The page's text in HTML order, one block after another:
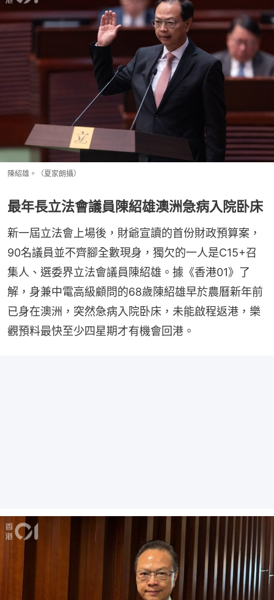
陳紹雄。（夏家朗攝）
最年長立法會議員陳紹雄澳洲急病入院卧床
新一屆立法會上場後，財爺宣讀的首份財政預算案，
90名議員並不齊腳全數現身，獨欠的一人是C15+召
集人、選委界立法會議員陳紹雄。據《香港01》了
解，身兼中電高級顧問的68歲陳紹雄早於農曆新年前
已身在澳洲，突然急病入院卧床，未能啟程返港，樂
觀預料最快至少四星期才有機會回港。